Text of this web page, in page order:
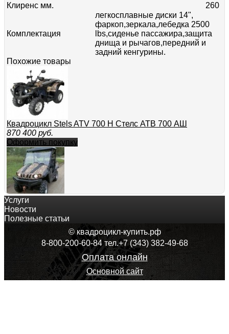
Клиренс мм.
260
Комплектация
легкосплавные диски 14",
фаркоп,зеркала,лебедка 2500
lbs,сиденье пассажира,защита
днища и рычагов,передний и
задний кенгурины.
Похожие товары
Квадроцикл Stels ATV 700 H Стелс АТВ 700 АШ
870 400 руб.
Оформить покупку
Квадроцикл Stels UTV 700 H Стелс ЮТВ 700 АШ
1 060 800
Оформить покупку
Услуги
Новости
Полезные статьи
© квадроцикл-купить.рф
8-800-200-60-84 тел.+7 (343) 382-49-68
Оплата онлайн
Основной сайт